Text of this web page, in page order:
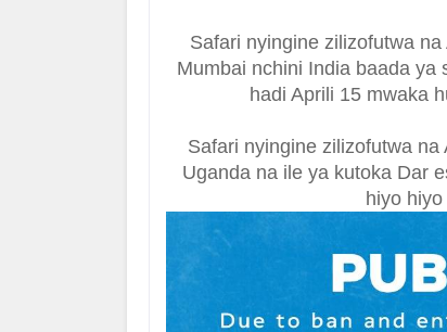
Safari nyingine zilizofutwa
Mumbai nchini India baada ya
hadi Aprili 15 mwaka
Safari nyingine zilizofutwa
Uganda na ile ya kutoka Dar
hiyo